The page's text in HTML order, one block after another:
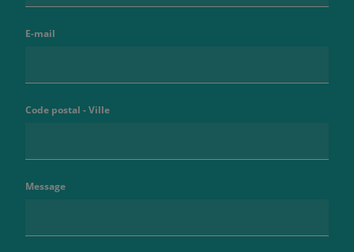
E-mail
Code postal - Ville
Message